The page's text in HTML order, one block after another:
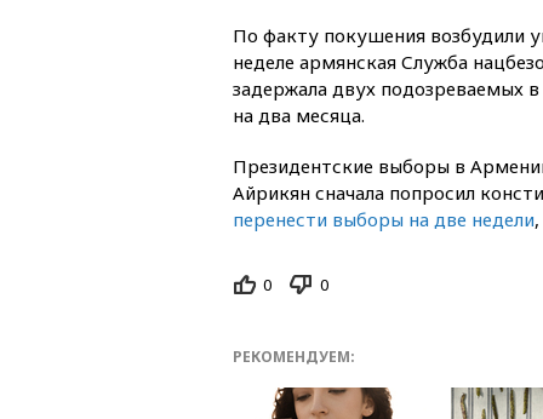
По факту покушения возбудили
неделе армянская Служба
задержала двух подозреваемых
на два месяца.
Президентские выборы в
Айрикян сначала попросил
перенести выборы на две недели
0 0
РЕКОМЕНДУЕМ: